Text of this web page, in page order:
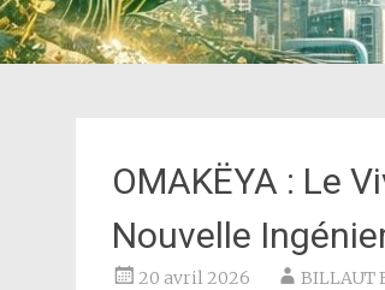
OMAKËYA : Le
Nouvelle
20 avril 2026 BILLAUT